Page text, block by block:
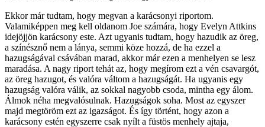
Ekkor már tudtam, hogy megvan a karácsonyi riportom.
Valamiképpen meg kell oldanom Joe számára, hogy Evelyn Attkins
idejöjjön karácsony este. Azt ugyanis tudtam, hogy hazudik az öreg,
a színésznő nem a lánya, semmi köze hozzá, de ha ezzel a
hazugságával csávában marad, akkor már ezen a menhelyen se lesz
maradása. A nagy riport tehát az, hogy megírom ezt a vén csavargót,
az öreg hazugot, és valóra váltom a hazugságát. Ha ugyanis egy
hazugság valóra válik, az sokkal nagyobb csoda, mintha egy álom.
Álmok néha megvalósulnak. Hazugságok soha. Most az egyszer
majd megtöröm ezt az igazságot. És így történt, hogy azon a
karácsony estén egyszerre csak nyílt a füstös menhely ajtaja,